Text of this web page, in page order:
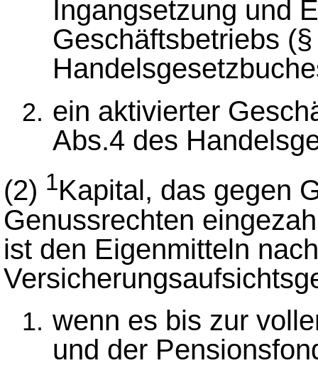
Ingangsetzung und
Geschäftsbetriebs
ein aktivierter
Abs.4 des
(2) 1Kapital, das gegen
Genussrechten
ist den Eigenmitteln
wenn es bis zur
und der